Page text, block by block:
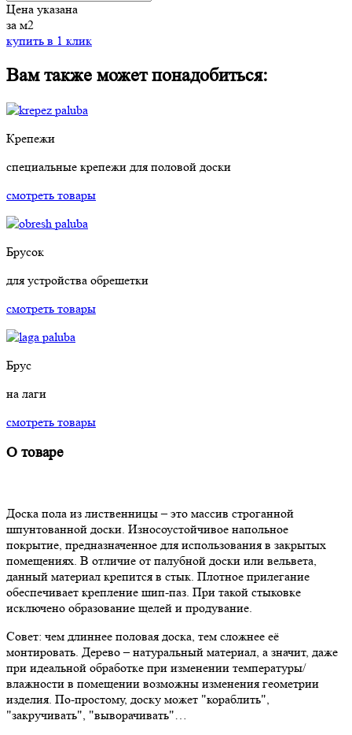
Цена указана
за м2
купить в 1 клик
Вам также может понадобиться:
Крепежи
специальные крепежи для половой доски
смотреть товары
Брусок
для устройства обрешетки
смотреть товары
Брус
на лаги
смотреть товары
О товаре
Доска пола из лиственницы – это массив строганной
шпунтованной доски. Износоустойчивое напольное
покрытие, предназначенное для использования в закрытых
помещениях. В отличие от палубной доски или вельвета,
данный материал крепится в стык. Плотное прилегание
обеспечивает крепление шип-паз. При такой стыковке
исключено образование щелей и продувание.
Совет: чем длиннее половая доска, тем сложнее её
монтировать. Дерево – натуральный материал, а значит, даже
при идеальной обработке при изменении температуры/
влажности в помещении возможны изменения геометрии
изделия. По-простому, доску может "кораблить",
"закручивать", "выворачивать"…